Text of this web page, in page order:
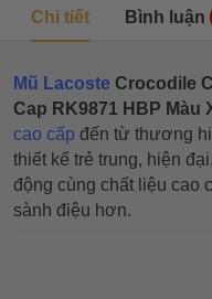
Chi tiết Bình luận
Mũ Lacoste Crocodile
Cap RK9871 HBP Màu
cao cấp đến từ thương
thiết kế trẻ trung, hiện
động cùng chất liệu cao
sành điệu hơn.